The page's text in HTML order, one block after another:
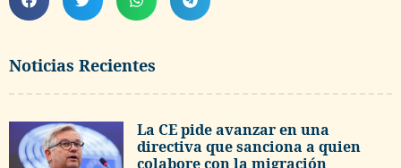
Noticias Recientes
La CE pide avanzar en una
directiva que sanciona a quien
colabore con la migración